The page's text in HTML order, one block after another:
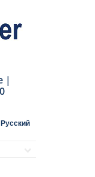
|
Русский